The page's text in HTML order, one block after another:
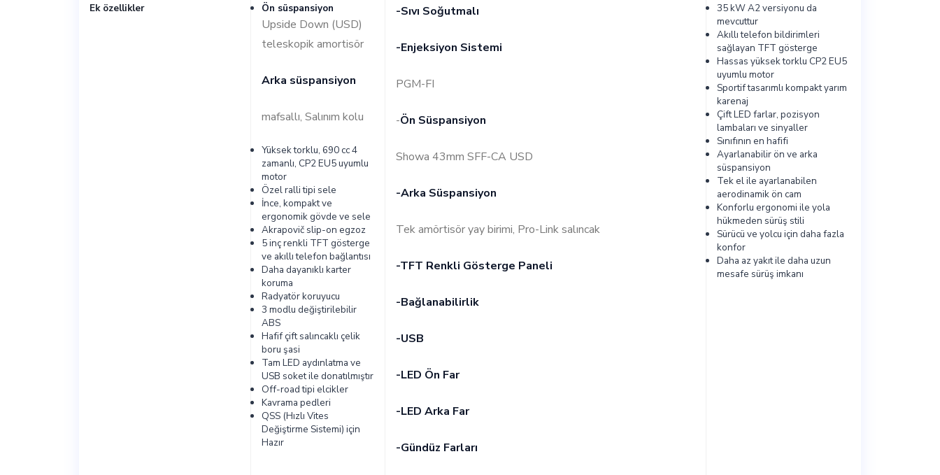
Ek özellikler Ön süspansiyon
Upside Down (USD)
teleskopik amortisör
Arka süspansiyon
mafsallı, Salınım kolu
Yüksek torklu, 690 cc 4
zamanlı, CP2 EU5 uyumlu
motor
Özel ralli tipi sele
İnce, kompakt ve
ergonomik gövde ve sele
Akrapovič slip-on egzoz
5 inç renkli TFT gösterge
ve akıllı telefon bağlantısı
Daha dayanıklı karter
koruma
Radyatör koruyucu
3 modlu değiştirilebilir
ABS
Hafif çift salıncaklı çelik
boru şasi
Tam LED aydınlatma ve
USB soket ile donatılmıştır
Off-road tipi elcikler
Kavrama pedleri
QSS (Hızlı Vites
Değiştirme Sistemi) için
Hazır
-Sıvı Soğutmalı
-Enjeksiyon Sistemi
PGM-FI
-Ön Süspansiyon
Showa 43mm SFF-CA USD
-Arka Süspansiyon
Tek amörtisör yay birimi, Pro-Link salıncak
-TFT Renkli Gösterge Paneli
-Bağlanabilirlik
-USB
-LED Ön Far
-LED Arka Far
-Gündüz Farları
35 kW A2 versiyonu da
mevcuttur
Akıllı telefon bildirimleri
sağlayan TFT gösterge
Hassas yüksek torklu CP2 EU5
uyumlu motor
Sportif tasarımlı kompakt yarım
karenaj
Çift LED farlar, pozisyon
lambaları ve sinyaller
Sınıfının en hafifi
Ayarlanabilir ön ve arka
süspansiyon
Tek el ile ayarlanabilen
aerodinamik ön cam
Konforlu ergonomi ile yola
hükmeden sürüş stili
Sürücü ve yolcu için daha fazla
konfor
Daha az yakıt ile daha uzun
mesafe sürüş imkanı